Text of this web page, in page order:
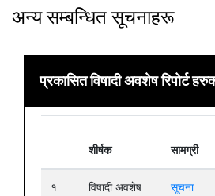
अन्य सम्बन्धित सूचनाहरू
प्रकासित विषादी अवशेष रिपोर्ट
शीर्षक सामग्री
१
विषादी अवशेष
सूचना